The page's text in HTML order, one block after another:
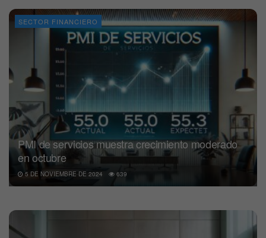
SECTOR FINANCIERO
PMI de servicios muestra crecimiento moderado
en octubre
5 DE NOVIEMBRE DE 2024 639